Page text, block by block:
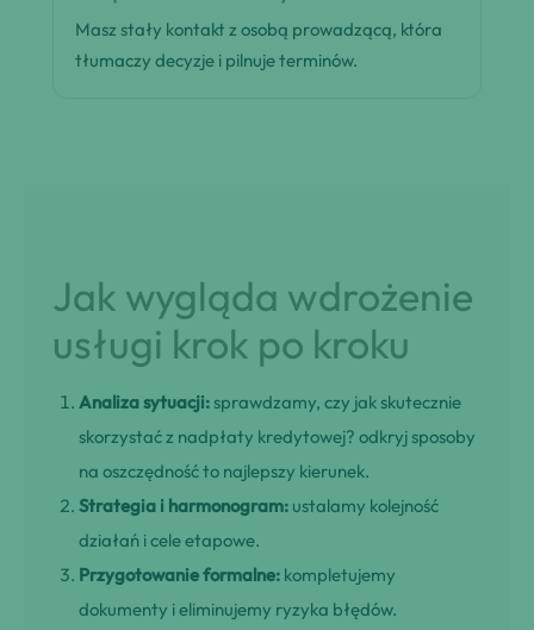
Masz stały kontakt z osobą prowadzącą, która
tłumaczy decyzje i pilnuje terminów.
Jak wygląda wdrożenie
usługi krok po kroku
Analiza sytuacji: sprawdzamy, czy jak skutecznie
skorzystać z nadpłaty kredytowej? odkryj sposoby
na oszczędność to najlepszy kierunek.
Strategia i harmonogram: ustalamy kolejność
działań i cele etapowe.
Przygotowanie formalne: kompletujemy
dokumenty i eliminujemy ryzyka błędów.